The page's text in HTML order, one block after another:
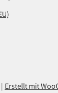
Erstellt mit